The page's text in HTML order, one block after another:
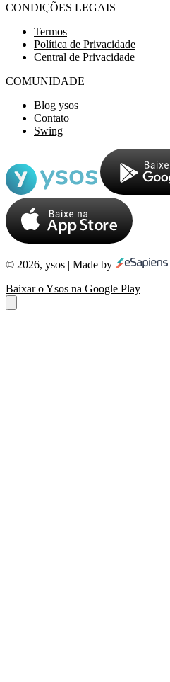
CONDIÇÕES LEGAIS
Termos
Política de Privacidade
Central de Privacidade
COMUNIDADE
Blog ysos
Contato
Swing
© 2026, ysos | Made by
Baixar o Ysos na Google Play